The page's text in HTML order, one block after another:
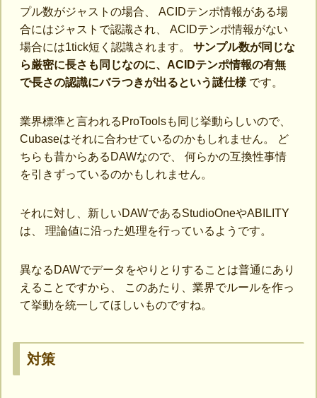
プル数がジャストの場合、 ACIDテンポ情報がある場
合にはジャストで認識され、 ACIDテンポ情報がない
場合には1tick短く認識されます。サンプル数が同じな
ら厳密に長さも同じなのに、ACIDテンポ情報の有無
で長さの認識にバラつきが出るという謎仕様 です。
業界標準と言われるProToolsも同じ挙動らしいので、
Cubaseはそれに合わせているのかもしれません。 ど
ちらも昔からあるDAWなので、 何らかの互換性事情
を引きずっているのかもしれません。
それに対し、新しいDAWであるStudioOneやABILITY
は、 理論値に沿った処理を行っているようです。
異なるDAWでデータをやりとりすることは普通にあり
えることですから、 このあたり、業界でルールを作っ
て挙動を統一してほしいものですね。
対策